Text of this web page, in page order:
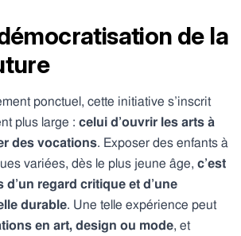
de la
ponctuel, cette initiative s’inscrit
plus large : celui d’ouvrir les arts à
des vocations. Exposer des enfants à
variées, dès le plus jeune âge, c’est
d’un regard critique et d’une
durable. Une telle expérience peut
en art, design ou mode, et